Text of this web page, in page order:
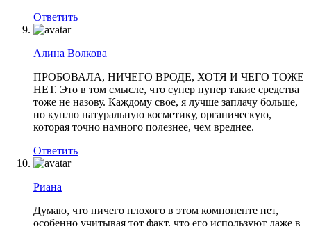
Ответить
Алина Волкова
ПРОБОВАЛА, НИЧЕГО ВРОДЕ, ХОТЯ И ЧЕГО ТОЖЕ
НЕТ. Это в том смысле, что супер пупер такие средства
тоже не назову. Каждому свое, я лучше заплачу больше,
но куплю натуральную косметику, органическую,
которая точно намного полезнее, чем вреднее.
Ответить
Риана
Думаю, что ничего плохого в этом компоненте нет,
особенно учитывая тот факт, что его используют даже в